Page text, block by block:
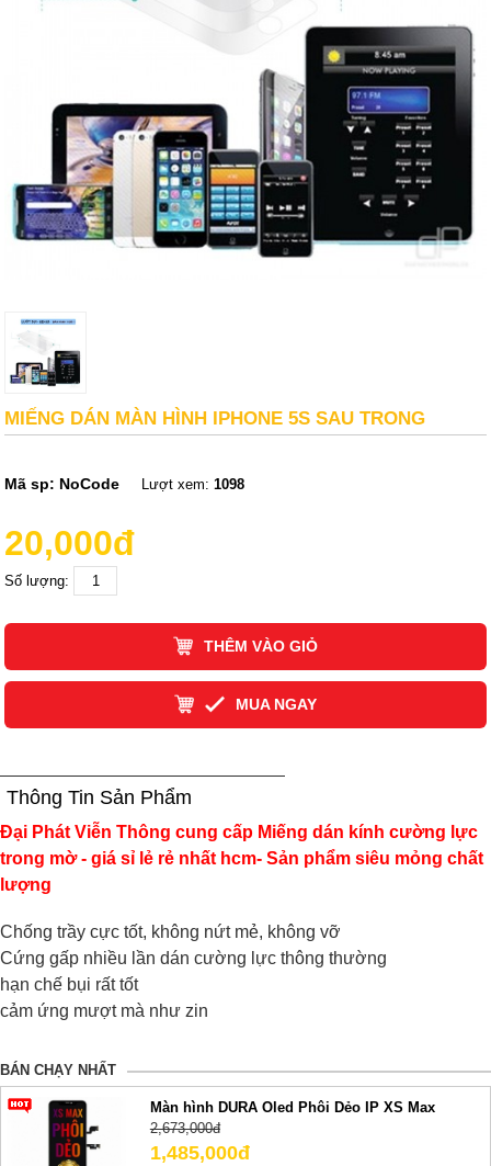
MIẾNG DÁN MÀN HÌNH IPHONE 5S SAU TRONG
Mã sp: NoCode Lượt xem:1098
20,000đ
Số lượng:
THÊM VÀO GIỎ
MUA NGAY
Thông Tin Sản Phẩm
Đại Phát Viễn Thông cung cấp Miếng dán kính cường lực
trong mờ - giá sỉ lẻ rẻ nhất hcm- Sản phẩm siêu mỏng chất
lượng
Chống trầy cực tốt, không nứt mẻ, không vỡ
Cứng gấp nhiều lần dán cường lực thông thường
hạn chế bụi rất tốt
cảm ứng mượt mà như zin
BÁN CHẠY NHẤT
Màn hình DURA Oled Phôi Dẻo IP XS Max
2,673,000đ
1,485,000đ